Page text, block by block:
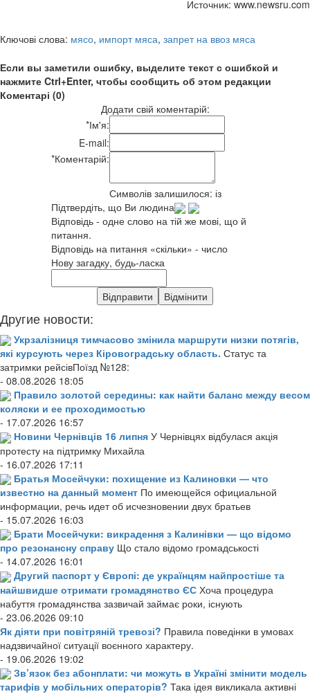
Источник: www.newsru.com
Ключові слова: мясо, импорт мяса, запрет на ввоз мяса
Если вы заметили ошибку, выделите текст с ошибкой и
нажмите Ctrl+Enter, чтобы сообщить об этом редакции
Коментарі (0)
Додати свій коментарій:
*Ім'я:
E-mail:
*Коментарій:
Символів залишилося: із
Підтвердіть, що Ви людина
Відповідь - одне слово на тій же мові, що й
питання.
Відповідь на питання «скільки» - число
Нову загадку, будь-ласка
Другие новости:
Укрзалізниця тимчасово змінила маршрути низки потягів,
які курсують через Кіровоградську область. Статус та
затримки рейсівПоїзд №128:
- 08.08.2026 18:05
Правило золотой середины: как найти баланс между весом
коляски и ее проходимостью
- 17.07.2026 16:57
Новини Чернівців 16 липня У Чернівцях відбулася акція
протесту на підтримку Михайла
- 16.07.2026 17:11
Братья Мосейчуки: похищение из Калиновки — что
известно на данный момент По имеющейся официальной
информации, речь идет об исчезновении двух братьев
- 15.07.2026 16:03
Брати Мосейчуки: викрадення з Калинівки — що відомо
про резонансну справу Що стало відомо громадськості
- 14.07.2026 16:01
Другий паспорт у Європі: де українцям найпростіше та
найшвидше отримати громадянство ЄС Хоча процедура
набуття громадянства зазвичай займає роки, існують
- 23.06.2026 09:10
Як діяти при повітряній тревозі? Правила поведінки в умовах
надзвичайної ситуації воєнного характеру.
- 19.06.2026 19:02
Зв’язок без абонплати: чи можуть в Україні змінити модель
тарифів у мобільних операторів? Така ідея викликала активні